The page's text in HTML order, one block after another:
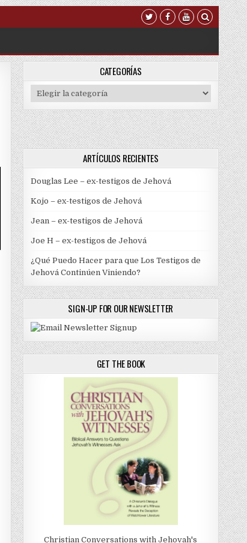
CATEGORÍAS
Categorías
ARTÍCULOS RECIENTES
Douglas Lee – ex-testigos de Jehová
Kojo – ex-testigos de Jehová
Jean – ex-testigos de Jehová
Joe H – ex-testigos de Jehová
¿Qué Puedo Hacer para que Los Testigos de
Jehová Continúen Viniendo?
SIGN-UP FOR OUR NEWSLETTER
GET THE BOOK
Christian Conversations with Jehovah's